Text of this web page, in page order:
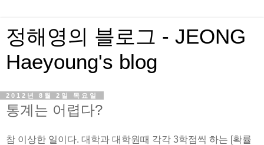
정해영의 블로그 - JEONG
Haeyoung's blog
2012년 8월 2일 목요일
통계는 어렵다?
참 이상한 일이다. 대학과 대학원때 각각 3학점씩 하는 [확률